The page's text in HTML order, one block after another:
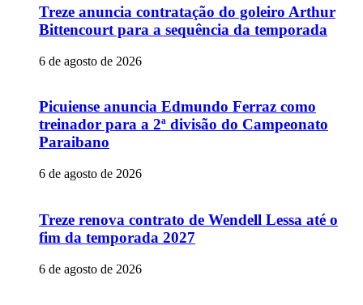
Treze anuncia contratação do goleiro Arthur
Bittencourt para a sequência da temporada
6 de agosto de 2026
Picuiense anuncia Edmundo Ferraz como
treinador para a 2ª divisão do Campeonato
Paraibano
6 de agosto de 2026
Treze renova contrato de Wendell Lessa até o
fim da temporada 2027
6 de agosto de 2026